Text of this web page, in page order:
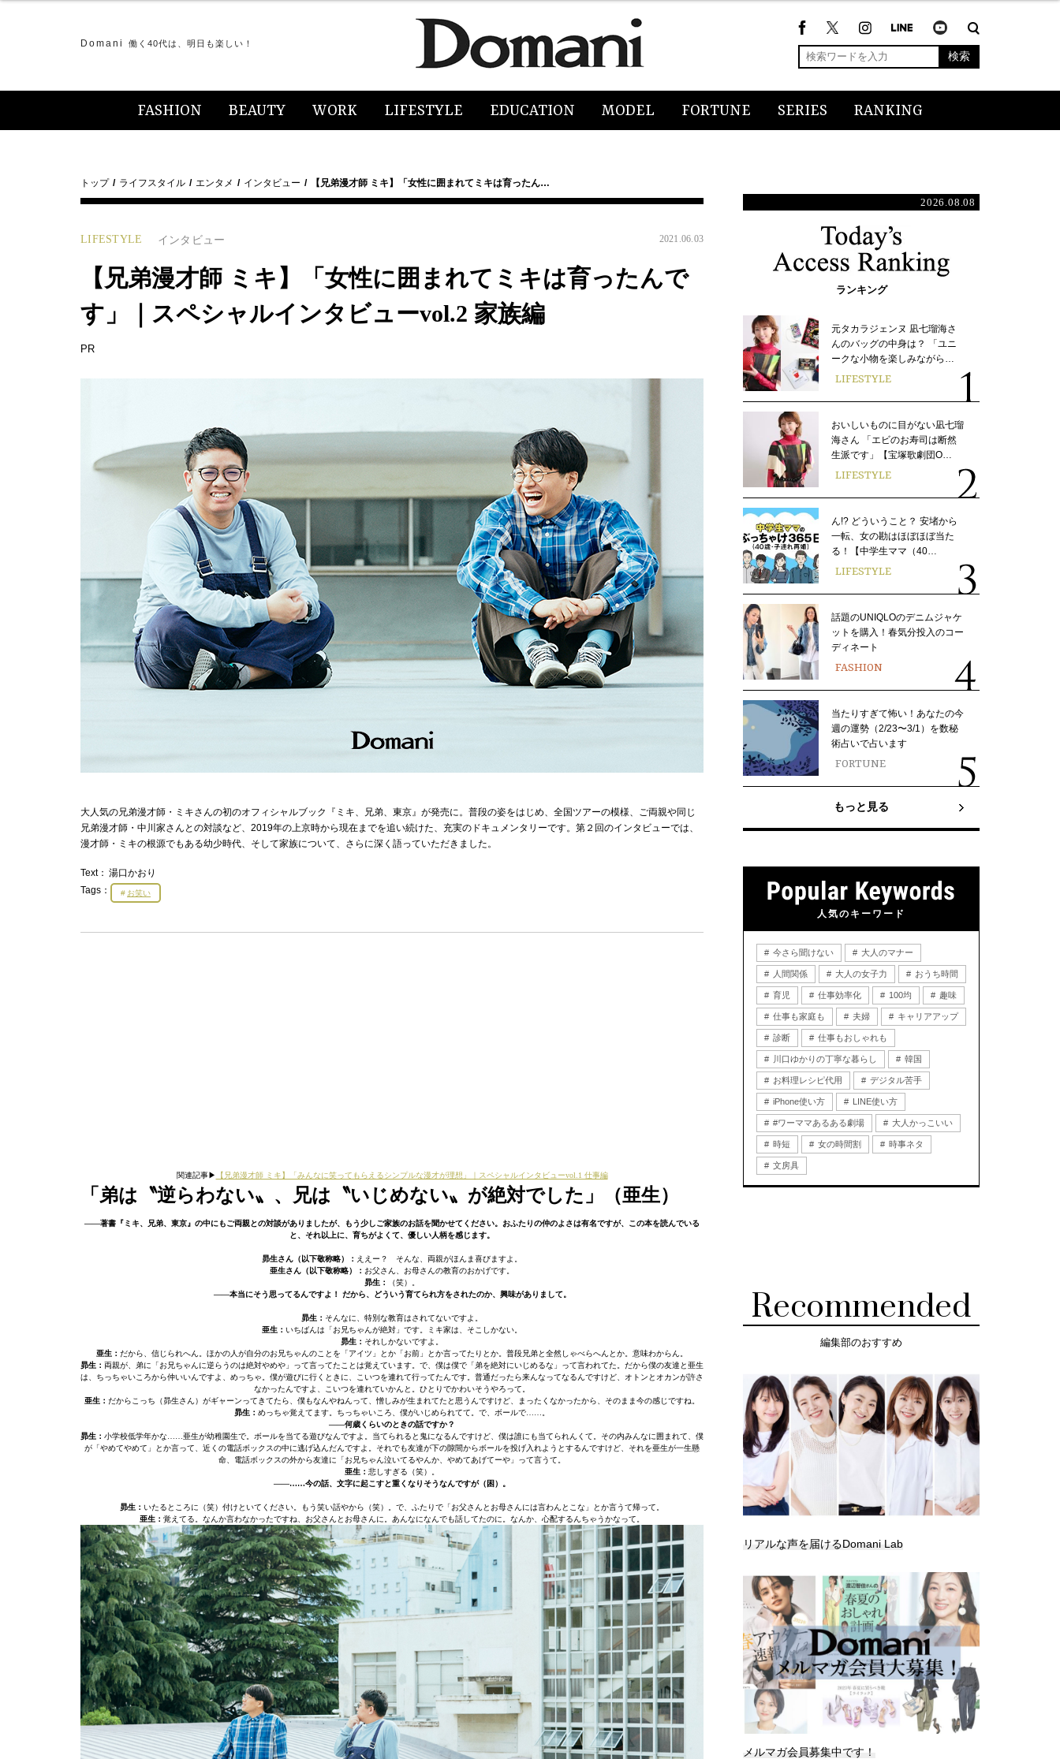
Domani 働く40代は、明日も楽しい！
検索
FASHION BEAUTY WORK LIFESTYLE EDUCATION MODEL FORTUNE SERIES RANKING
トップ ライフスタイル エンタメ インタビュー 【兄弟漫才師 ミキ】「女性に囲まれてミキは育ったん…
LIFESTYLE インタビュー 2021.06.03
【兄弟漫才師 ミキ】「女性に囲まれてミキは育ったんで
す」｜スペシャルインタビューvol.2 家族編
PR
大人気の兄弟漫才師・ミキさんの初のオフィシャルブック『ミキ、兄弟、東京』が発売に。普段の姿をはじめ、全国ツアーの模様、ご両親や同じ
兄弟漫才師・中川家さんとの対談など、2019年の上京時から現在までを追い続けた、充実のドキュメンタリーです。第２回のインタビューでは、
漫才師・ミキの根源でもある幼少時代、そして家族について、さらに深く語っていただきました。
Text： 湯口かおり
Tags：
お笑い
関連記事▶︎ 【兄弟漫才師 ミキ】「みんなに笑ってもらえるシンプルな漫才が理想」｜スペシャルインタビューvol.1 仕事編
「弟は〝逆らわない〟、兄は〝いじめない〟が絶対でした」（亜生）
――著書『ミキ、兄弟、東京』の中にもご両親との対談がありましたが、もう少しご家族のお話を聞かせてください。おふたりの仲のよさは有名ですが、この本を読んでいる
と、それ以上に、育ちがよくて、優しい人柄を感じます。
昴生さん（以下敬称略）： ええー？ そんな、両親がほんま喜びますよ。
亜生さん（以下敬称略）： お父さん、お母さんの教育のおかげです。
昴生：
（笑）。
――本当にそう思ってるんですよ！ だから、どういう育てられ方をされたのか、興味がありまして。
昴生： そんなに、特別な教育はされてないですよ。
亜生： いちばんは「お兄ちゃんが絶対」です。ミキ家は、そこしかない。
昴生： それしかないですよ。
亜生： だから、信じられへん。ほかの人が自分のお兄ちゃんのことを「アイツ」とか「お前」とか言ってたりとか。普段兄弟と全然しゃべらへんとか。意味わからん。
昴生： 両親が、弟に「お兄ちゃんに逆らうのは絶対やめや」って言ってたことは覚えています。で、僕は僕で「弟を絶対にいじめるな」って言われてた。だから僕の友達と亜生
は、ちっちゃいころから仲いいんですよ、めっちゃ。僕が遊びに行くときに、こいつを連れて行ってたんです。普通だったら来んなってなるんですけど、オトンとオカンが許さ
なかったんですよ、こいつを連れていかんと。ひとりでかわいそうやろって。
亜生： だからこっち（昴生さん）がギャーンってきてたら、僕もなんやねんって、憎しみが生まれてたと思うんですけど、まったくなかったから、そのまま今の感じですね。
昴生： めっちゃ覚えてます。ちっちゃいころ、僕がいじめられてて。で、ボールで……。
――何歳くらいのときの話ですか？
昴生： 小学校低学年かな……亜生が幼稚園生で。ボールを当てる遊びなんですよ。当てられると鬼になるんですけど、僕は誰にも当てられんくて。その内みんなに囲まれて、僕
が「やめてやめて」とか言って、近くの電話ボックスの中に逃げ込んだんですよ。それでも友達が下の隙間からボールを投げ入れようとするんですけど、それを亜生が一生懸
命、電話ボックスの外から友達に「お兄ちゃん泣いてるやんか、やめてあげてーや」って言うて。
亜生： 悲しすぎる（笑）。
――……今の話、文字に起こすと重くなりそうなんですが（困）。
昴生： いたるところに（笑）付けといてください。もう笑い話やから（笑）。で、ふたりで「お父さんとお母さんには言わんとこな」とか言うて帰って。
亜生： 覚えてる。なんか言わなかったですね、お父さんとお母さんに。あんなになんでも話してたのに。なんか、心配するんちゃうかなって。
2026.08.08
ランキング
元タカラジェンヌ 凪七瑠海さ
んのバッグの中身は？ 「ユニ
ークな小物を楽しみながら…
LIFESTYLE
おいしいものに目がない凪七瑠
海さん 「エビのお寿司は断然
生派です」【宝塚歌劇団O…
LIFESTYLE
ん!? どういうこと？ 安堵から
一転、女の勘はほぼほぼ当た
る！【中学生ママ（40…
LIFESTYLE
話題のUNIQLOのデニムジャケ
ットを購入！春気分投入のコー
ディネート
FASHION
当たりすぎて怖い！あなたの今
週の運勢（2/23〜3/1）を数秘
術占いで占います
FORTUNE
もっと見る
人気のキーワード
今さら聞けない 大人のマナー
人間関係 大人の女子力 おうち時間
育児 仕事効率化 100均 趣味
仕事も家庭も 夫婦 キャリアアップ
診断 仕事もおしゃれも
川口ゆかりの丁寧な暮らし 韓国
お料理レシピ代用 デジタル苦手
iPhone使い方 LINE使い方
#ワーママあるある劇場 大人かっこいい
時短 女の時間割 時事ネタ
文房具
Recommended
編集部のおすすめ
リアルな声を届けるDomani Lab
メルマガ会員募集中です！